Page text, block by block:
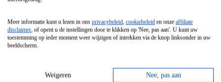
Vrijstaande Magnetron
Vrijstaande Kookplaat
Inbouw Gaskookplaat
Meer informatie kunt u lezen in ons privacybeleid, cookiebeleid en onze affiliate
disclaimer, of opent u de instellingen door te klikken op 'Nee, pas aan'. U kunt uw
toestemming op ieder moment weer wijzigen of intrekken via de knop linksonder in uw
beeldscherm.
Weigeren Nee, pas aan